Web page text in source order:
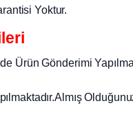
Yoktur.
Ürün Gönderimi